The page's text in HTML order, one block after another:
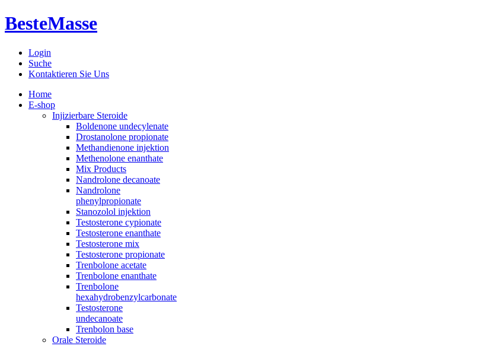
BesteMasse
Login
Suche
Kontaktieren Sie Uns
Home
E-shop
Injizierbare Steroide
Boldenone undecylenate
Drostanolone propionate
Methandienone injektion
Methenolone enanthate
Mix Products
Nandrolone decanoate
Nandrolone
phenylpropionate
Stanozolol injektion
Testosterone cypionate
Testosterone enanthate
Testosterone mix
Testosterone propionate
Trenbolone acetate
Trenbolone enanthate
Trenbolone
hexahydrobenzylcarbonate
Testosterone
undecanoate
Trenbolon base
Orale Steroide